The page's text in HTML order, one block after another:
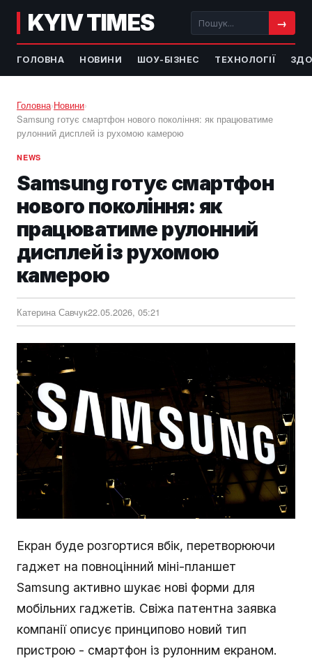
KYIV TIMES →
ГОЛОВНА НОВИНИ ШОУ-БІЗНЕС ТЕХНОЛОГІЇ
Головна›Новини›
Samsung готує смартфон нового покоління: як працюватиме
рулонний дисплей із рухомою камерою
NEWS
Samsung готує смартфон
нового покоління: як
працюватиме рулонний
дисплей із рухомою
камерою
Катерина Савчук22.05.2026, 05:21
Екран буде розгортися вбік, перетворюючи
гаджет на повноцінний міні-планшет
Samsung активно шукає нові форми для
мобільних гаджетів. Свіжа патентна заявка
компанії описує принципово новий тип
пристрою - смартфон із рулонним екраном.